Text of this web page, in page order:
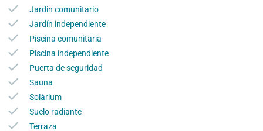
Jardin comunitario
Jardín independiente
Piscina comunitaria
Piscina independiente
Puerta de seguridad
Sauna
Solárium
Suelo radiante
Terraza